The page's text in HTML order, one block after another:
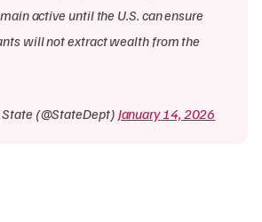
active until the U.S. can ensure
will not extract wealth from the
(@StateDept) January 14, 2026